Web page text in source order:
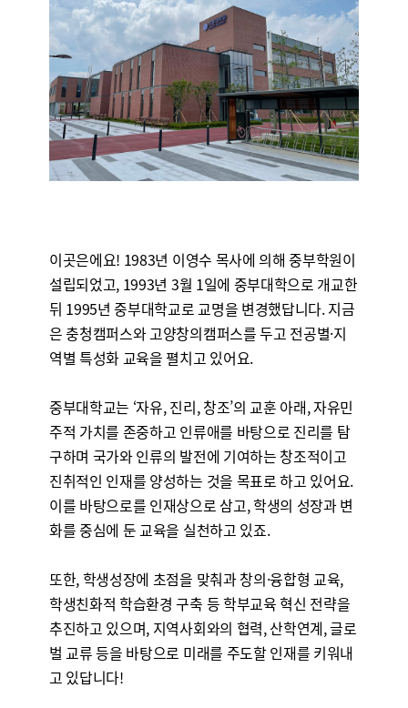
이곳은에요! 1983년 이영수 목사에 의해 중부학원이
설립되었고, 1993년 3월 1일에 중부대학으로 개교한
뒤 1995년 중부대학교로 교명을 변경했답니다. 지금
은 충청캠퍼스와 고양창의캠퍼스를 두고 전공별·지
역별 특성화 교육을 펼치고 있어요.
중부대학교는 ‘자유, 진리, 창조’의 교훈 아래, 자유민
주적 가치를 존중하고 인류애를 바탕으로 진리를 탐
구하며 국가와 인류의 발전에 기여하는 창조적이고
진취적인 인재를 양성하는 것을 목표로 하고 있어요.
이를 바탕으로를 인재상으로 삼고, 학생의 성장과 변
화를 중심에 둔 교육을 실천하고 있죠.
또한, 학생성장에 초점을 맞춰과 창의·융합형 교육,
학생친화적 학습환경 구축 등 학부교육 혁신 전략을
추진하고 있으며, 지역사회와의 협력, 산학연계, 글로
벌 교류 등을 바탕으로 미래를 주도할 인재를 키워내
고 있답니다!